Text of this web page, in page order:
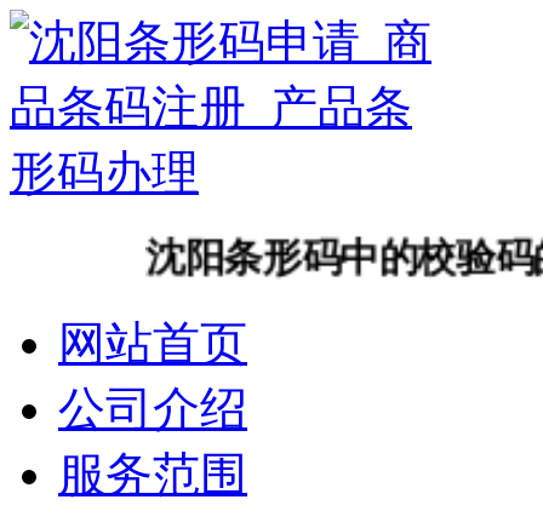
沈阳条形码中的校验码的定
网站首页
公司介绍
服务范围